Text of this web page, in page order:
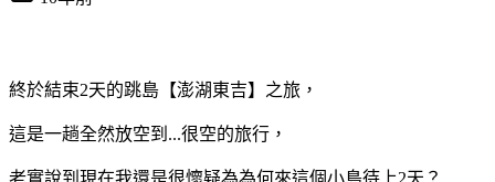
終於結束2天的跳島【澎湖東吉】之旅，
這是一趟全然放空到...很空的旅行，
老實說到現在我還是很懷疑為為何來這個小島待上2天？